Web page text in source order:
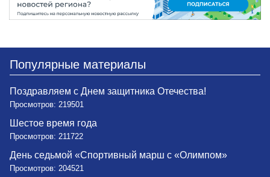
Популярные материалы
Поздравляем с Днем защитника Отечества!
Просмотров: 219501
Шестое время года
Просмотров: 211722
День седьмой «Спортивный марш с «Олимпом»
Просмотров: 204521